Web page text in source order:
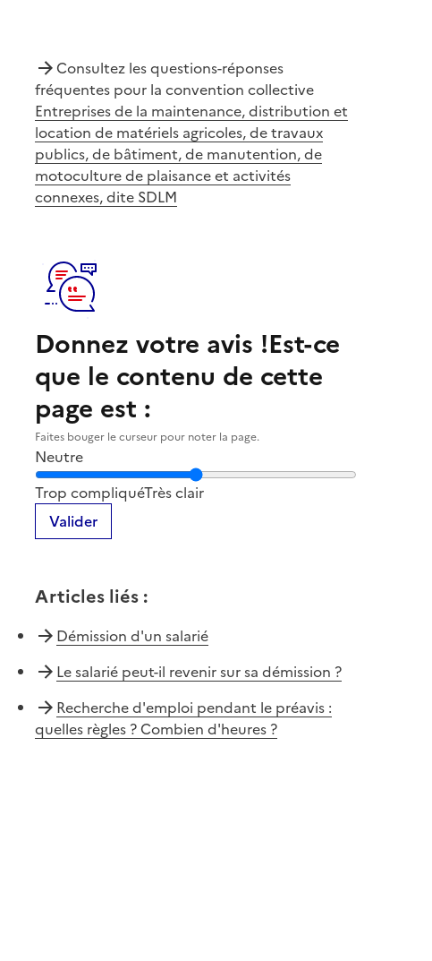
Consultez les questions-réponses
fréquentes pour la convention collective
Entreprises de la maintenance, distribution et
location de matériels agricoles, de travaux
publics, de bâtiment, de manutention, de
motoculture de plaisance et activités
connexes, dite SDLM
Donnez votre avis !Est-ce
que le contenu de cette
page est :
Faites bouger le curseur pour noter la page.
Neutre
Notez la clarté du contenu de cette page
Trop compliquéTrès clair
Valider
Articles liés :
Démission d'un salarié
Le salarié peut-il revenir sur sa démission ?
Recherche d'emploi pendant le préavis :
quelles règles ? Combien d'heures ?